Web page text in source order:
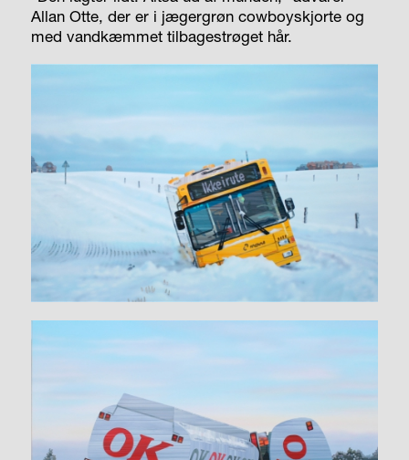
Allan Otte, der er i jægergrøn cowboyskjorte og
med vandkæmmet tilbagestrøget hår.